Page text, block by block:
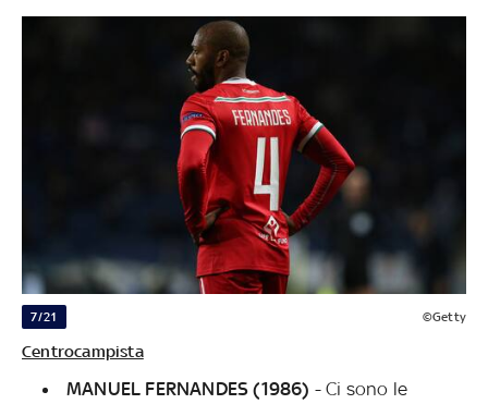
7/21 ©Getty
Centrocampista
MANUEL FERNANDES (1986) - Ci sono le